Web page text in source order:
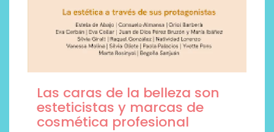
Las caras de la belleza son
esteticistas y marcas de
cosmética profesional